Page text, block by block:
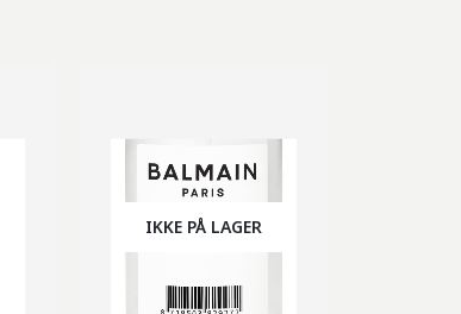
IKKE PÅ LAGER